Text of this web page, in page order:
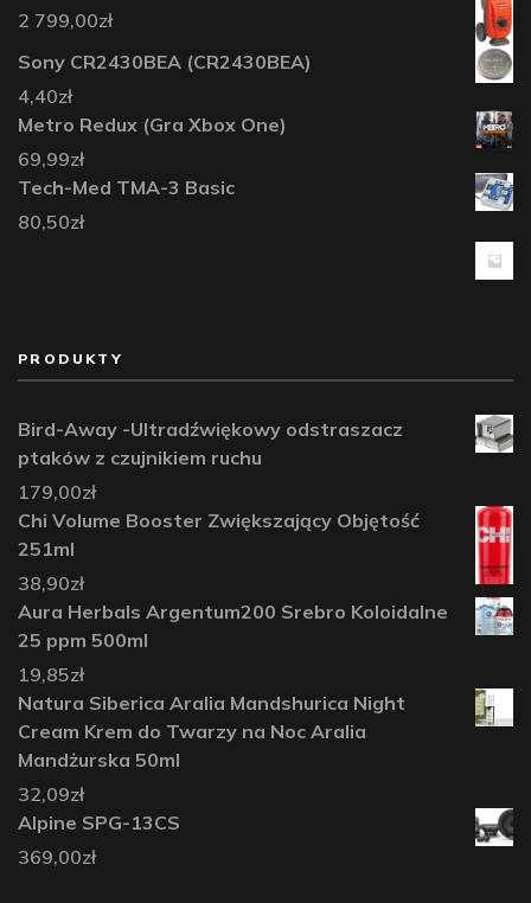
2 799,00zł
Sony CR2430BEA (CR2430BEA)
4,40zł
Metro Redux (Gra Xbox One)
69,99zł
Tech-Med TMA-3 Basic
80,50zł
PRODUKTY
Bird-Away -Ultradźwiękowy odstraszacz
ptaków z czujnikiem ruchu
179,00zł
Chi Volume Booster Zwiększający Objętość
251ml
38,90zł
Aura Herbals Argentum200 Srebro Koloidalne
25 ppm 500ml
19,85zł
Natura Siberica Aralia Mandshurica Night
Cream Krem do Twarzy na Noc Aralia
Mandżurska 50ml
32,09zł
Alpine SPG-13CS
369,00zł